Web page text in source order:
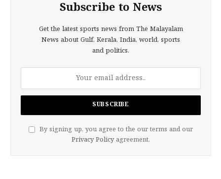
Subscribe to News
Get the latest sports news from The Malayalam
News about Gulf, Kerala, India, world, sports
and politics.
By signing up, you agree to the our terms and our
Privacy Policy agreement.